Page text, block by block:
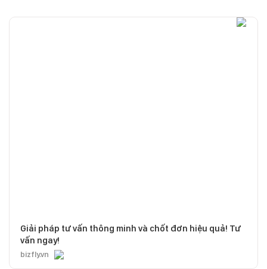
Giải pháp tư vấn thông minh và chốt đơn hiệu quả! Tư
vấn ngay!
bizfly.vn